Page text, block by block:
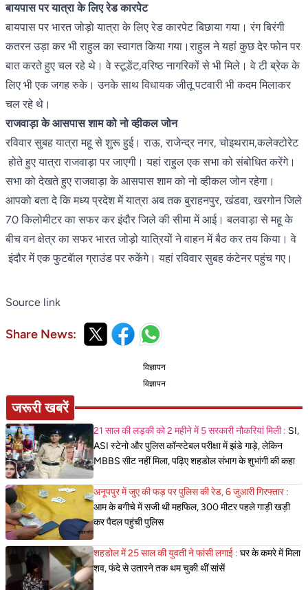
बायपास पर यात्रा के लिए रेड कारपेट
बायपास पर भारत जोड़ो यात्रा के लिए रेड कारपेट बिछाया गया। रंग बिरंगी
कतरन उड़ा कर भी राहुल का स्वागत किया गया।राहुल ने यहां कुछ देर फोन पर
बात करते हुए चल रहे थे। वे स्टूडेंट,वरिष्ठ नागरिकों से भी मिले। वे टी ब्रेक के
लिए भी एक जगह रुके। उनके साथ विधायक जीतू पटवारी भी कदम मिलाकर
चल रहे थे।
राजवाड़ा के आसपास शाम को नो व्हीकल जोन
रविवार सुबह यात्रा महू से शुरू हुई। राऊ, राजेन्द्र नगर, चोइथराम,कलेक्टोरेट
होते हुए यात्रा राजवाड़ा पर जाएगी। यहां राहुल एक सभा को संबोधित करेंगे।
सभा को देखते हुए राजवाड़ा के आसपास शाम को नो व्हीकल जोन रहेगा।
आपको बता दे कि मध्य प्रदेश में यात्रा अब तक बुराहनपुर, खंडवा, खरगोन जिले
70 किलोमीटर का सफर कर इंदौर जिले की सीमा में आई। बलवाड़ा से महू के
बीच वन क्षेत्र का सफर भारत जोड़ो यात्रियों ने वाहन में बैठ कर तय किया। वे
इंदौर में एक फुटबॅाल ग्राउंड पर रुकेंगे। यहां रविवार सुबह कंटेनर पहुंच गए।
Source link
Share News:
विज्ञापन
विज्ञापन
जरूरी खबरें
21 साल की लड़की को 2 महीने में 5 सरकारी नौकरियां मिली : SI,
ASI स्टेनो और पुलिस कॉन्स्टेबल परीक्षा में झंडे गाड़े, लेकिन
MBBS सीट नहीं मिला, पढ़िए शहडोल संभाग के शुभांगी की कहा
अनूपपुर में जुए की फड़ पर पुलिस की रेड, 6 जुआरी गिरफ्तार :
आम के बगीचे में सजी थी महफिल, 300 मीटर पहले गाड़ी खड़ी
कर पैदल पहुंची पुलिस
शहडोल में 25 साल की युवती ने फांसी लगाई : घर के कमरे में मिला
शव, फंदे से उतारने तक थम चुकी थीं सांसें